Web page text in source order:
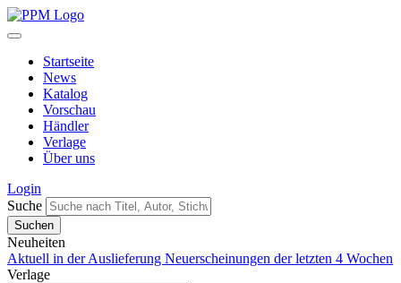
Startseite
News
Katalog
Vorschau
Händler
Verlage
Über uns
Login
Suche
Neuheiten
Aktuell in der Auslieferung Neuerscheinungen der letzten 4 Wochen
Verlage